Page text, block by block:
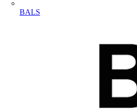
BALS